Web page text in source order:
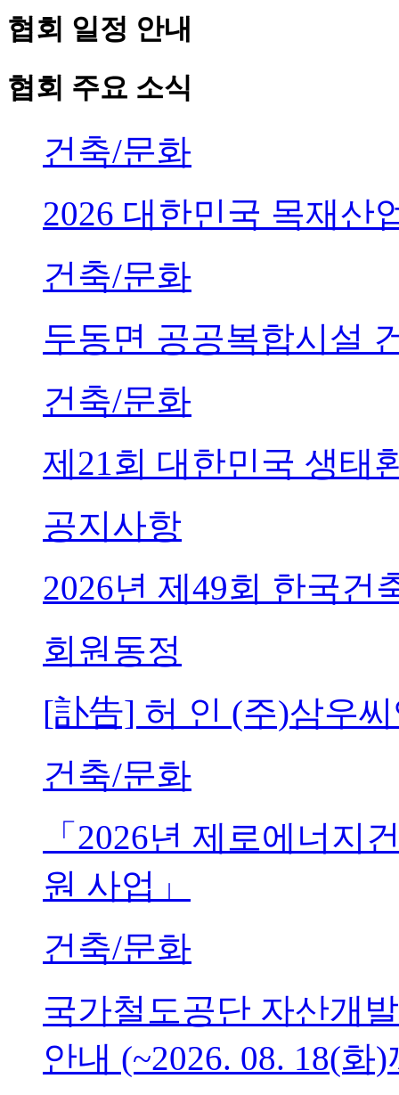
협회 일정 안내
협회 주요 소식
건축/문화
2026 대한민국 목재산
건축/문화
두동면 공공복합시설
건축/문화
제21회 대한민국 생태
공지사항
2026년 제49회 한국건
회원동정
[訃告] 허 인 (주)삼우
건축/문화
「2026년 제로에너지
원 사업」
건축/문화
국가철도공단 자산개
안내 (~2026. 08. 18(화